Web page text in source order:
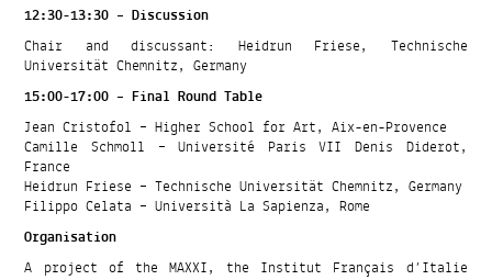
12:30-13:30 – Discussion
Chair and discussant: Heidrun Friese, Technische
Universität Chemnitz, Germany
15:00-17:00 – Final Round Table
Jean Cristofol – Higher School for Art, Aix-en-Provence
Camille Schmoll – Université Paris VII Denis Diderot,
France
Heidrun Friese – Technische Universität Chemnitz, Germany
Filippo Celata – Università La Sapienza, Rome
Organisation
A project of the MAXXI, the Institut Français d’Italie